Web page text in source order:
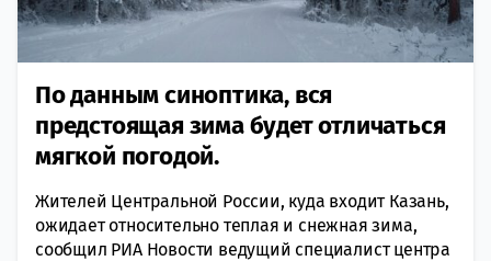
По данным синоптика, вся
предстоящая зима будет отличаться
мягкой погодой.
Жителей Центральной России, куда входит Казань,
ожидает относительно теплая и снежная зима,
сообщил РИА Новости ведущий специалист центра